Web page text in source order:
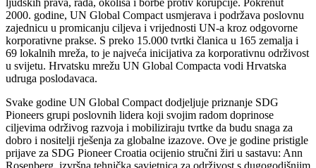
2000. godine, UN Global Compact usmjerava i podržava poslovnu
zajednicu u promicanju ciljeva i vrijednosti UN-a kroz odgovorne
korporativne prakse. S preko 15.000 tvrtki članica u 165 zemalja i
69 lokalnih mreža, to je najveća inicijativa za korporativnu održivost
u svijetu. Hrvatsku mrežu UN Global Compacta vodi Hrvatska
udruga poslodavaca.
Svake godine UN Global Compact dodjeljuje priznanje SDG
Pioneers grupi poslovnih lidera koji svojim radom doprinose
ciljevima održivog razvoja i mobiliziraju tvrtke da budu snaga za
dobro i nositelji rješenja za globalne izazove. Ove je godine pristigle
prijave za SDG Pioneer Croatia ocijenio stručni žiri u sastavu: Ann
Rosenberg, izvršna tehnička savjetnica za održivost s dugogodišnjim